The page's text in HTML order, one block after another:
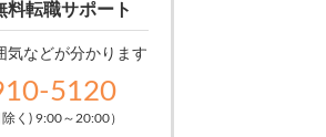
料転職サポート
気などが分かります
5120
く) 9:00～20:00）